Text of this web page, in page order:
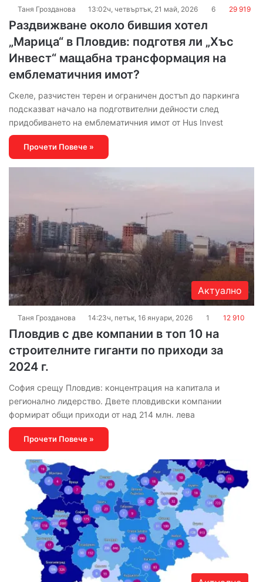
Таня Грозданова 13:02ч, четвъртък, 21 май, 2026 6 29 919
Раздвижване около бившия хотел
„Марица“ в Пловдив: подготвя ли „Хъс
Инвест“ мащабна трансформация на
емблематичния имот?
Скеле, разчистен терен и ограничен достъп до паркинга
подсказват начало на подготвителни дейности след
придобиването на емблематичния имот от Hus Invest
Прочети Повече »
Актуално
Таня Грозданова 14:23ч, петък, 16 януари, 2026 1 12 910
Пловдив с две компании в топ 10 на
строителните гиганти по приходи за
2024 г.
София срещу Пловдив: концентрация на капитала и
регионално лидерство. Двете пловдивски компании
формират общи приходи от над 214 млн. лева
Прочети Повече »